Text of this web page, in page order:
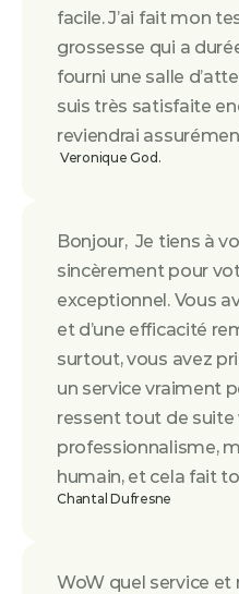
facile. J’ai fait mon
grossesse qui a
fourni une salle
suis très satisfaite
reviendrai
Veronique God.
Bonjour,  Je tiens à
sincèrement pour
exceptionnel. Vous
et d’une efficacité
surtout, vous avez
un service vraiment
ressent tout de suite
professionnalisme,
humain, et cela fait
Chantal Dufresne
WoW quel service et